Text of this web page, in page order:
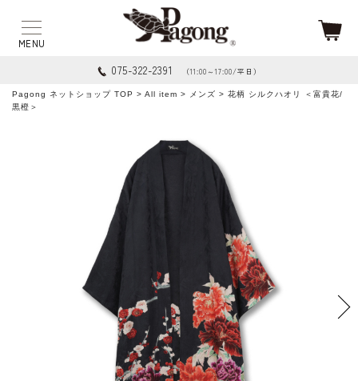
075-322-2391 （11:00～17:00/平日）
Pagong ネットショップ TOP > All item > メンズ > 花柄 シルクハオリ ＜富貴花/
黒橙＞